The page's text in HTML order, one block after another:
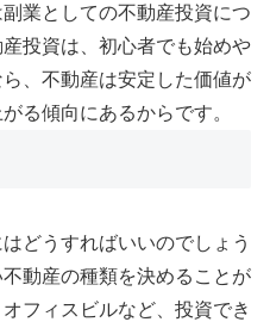
業としての不動産投資につ
投資は、初心者でも始めや
、不動産は安定した価値が
る傾向にあるからです。
どうすればいいのでしょう
動産の種類を決めることが
フィスビルなど、投資でき